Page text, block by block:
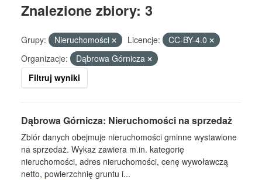
Znalezione zbiory: 3
Grupy: Nieruchomości Licencje:
CC-BY-4.0
Organizacje:
Dąbrowa Górnicza
Filtruj wyniki
Dąbrowa Górnicza: Nieruchomości na sprzedaż
Zbiór danych obejmuje nieruchomości gminne wystawione
na sprzedaż. Wykaz zawiera m.in. kategorię
nieruchomości, adres nieruchomości, cenę wywoławczą
netto, powierzchnię gruntu i...